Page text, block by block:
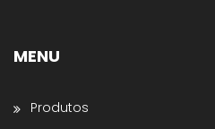
Preencha os dados
MENU
Produtos